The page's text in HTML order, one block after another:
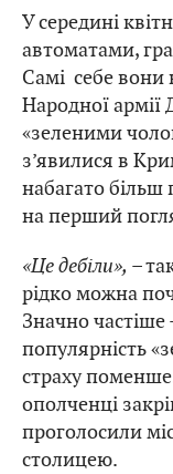
У середині
автоматами,
Самі себе
Народної армії
«зеленими
з’явилися в
набагато
на перший
«Це дебіли», –
рідко можна
Значно частіше
популярність
страху
ополченці
проголосили
столицею.